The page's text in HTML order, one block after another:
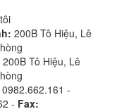
200B Tô Hiệu, Lê
200B Tô Hiệu, Lê
0982.662.161 -
- Fax: